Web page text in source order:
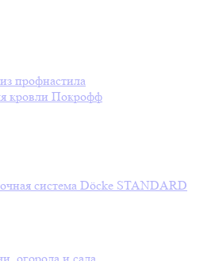
профнастила
кровли Покрофф
система Döcke STANDARD